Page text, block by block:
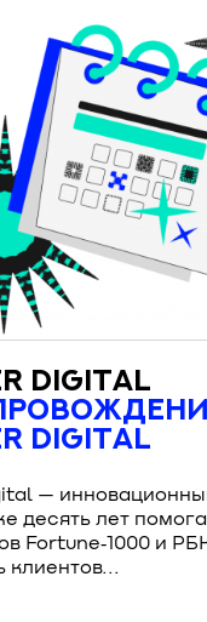
DIGITAL
DIGITAL
—
десять лет
Fortune‑1000 и
клиентов...